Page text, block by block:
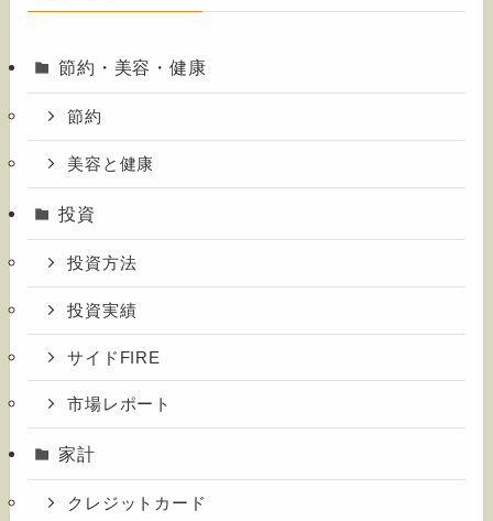
節約・美容・健康
節約
美容と健康
投資
投資方法
投資実績
サイドFIRE
市場レポート
家計
クレジットカード